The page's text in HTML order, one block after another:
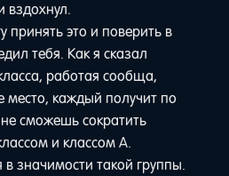
вздохнул.
принять это и поверить в
тебя. Как я сказал
работая сообща,
место, каждый получит по
сможешь сократить
и классом A.
в значимости такой группы.